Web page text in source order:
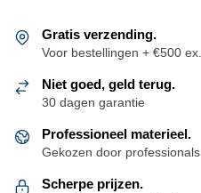
Gratis verzending.
Voor bestellingen + €500 ex.
Niet goed, geld terug.
30 dagen garantie
Professioneel materieel.
Gekozen door professionals
Scherpe prijzen.